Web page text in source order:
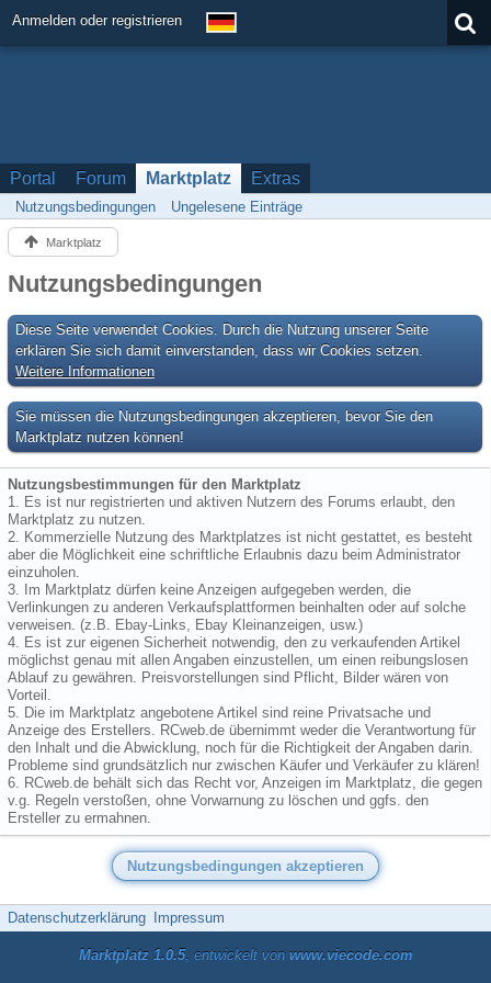
Anmelden oder registrieren
Portal Forum Marktplatz Extras
Nutzungsbedingungen Ungelesene Einträge
Marktplatz
Nutzungsbedingungen
Diese Seite verwendet Cookies. Durch die Nutzung unserer Seite
erklären Sie sich damit einverstanden, dass wir Cookies setzen.
Weitere Informationen
Sie müssen die Nutzungsbedingungen akzeptieren, bevor Sie den
Marktplatz nutzen können!
Nutzungsbestimmungen für den Marktplatz
1. Es ist nur registrierten und aktiven Nutzern des Forums erlaubt, den
Marktplatz zu nutzen.
2. Kommerzielle Nutzung des Marktplatzes ist nicht gestattet, es besteht
aber die Möglichkeit eine schriftliche Erlaubnis dazu beim Administrator
einzuholen.
3. Im Marktplatz dürfen keine Anzeigen aufgegeben werden, die
Verlinkungen zu anderen Verkaufsplattformen beinhalten oder auf solche
verweisen. (z.B. Ebay-Links, Ebay Kleinanzeigen, usw.)
4. Es ist zur eigenen Sicherheit notwendig, den zu verkaufenden Artikel
möglichst genau mit allen Angaben einzustellen, um einen reibungslosen
Ablauf zu gewähren. Preisvorstellungen sind Pflicht, Bilder wären von
Vorteil.
5. Die im Marktplatz angebotene Artikel sind reine Privatsache und
Anzeige des Erstellers. RCweb.de übernimmt weder die Verantwortung für
den Inhalt und die Abwicklung, noch für die Richtigkeit der Angaben darin.
Probleme sind grundsätzlich nur zwischen Käufer und Verkäufer zu klären!
6. RCweb.de behält sich das Recht vor, Anzeigen im Marktplatz, die gegen
v.g. Regeln verstoßen, ohne Vorwarnung zu löschen und ggfs. den
Ersteller zu ermahnen.
Datenschutzerklärung Impressum
Marktplatz 1.0.5, entwickelt von www.viecode.com